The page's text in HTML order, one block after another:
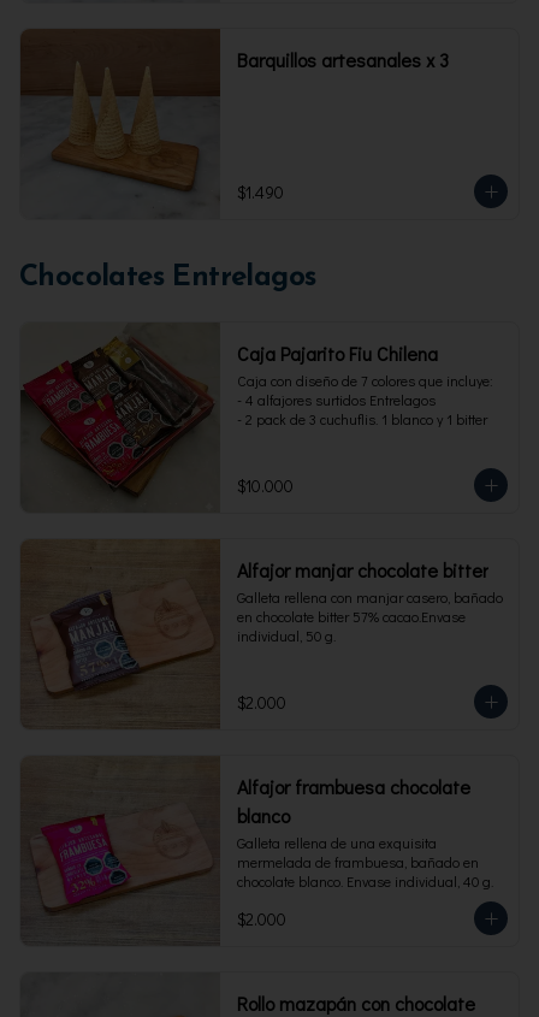
Barquillos artesanales x 3
$1.490
Chocolates Entrelagos
Caja Pajarito Fiu Chilena
Caja con diseño de 7 colores que incluye:
- 4 alfajores surtidos Entrelagos
- 2 pack de 3 cuchuflis. 1 blanco y 1 bitter
$10.000
Alfajor manjar chocolate bitter
Galleta rellena con manjar casero, bañado
en chocolate bitter 57% cacao.Envase
individual, 50 g.
$2.000
Alfajor frambuesa chocolate
blanco
Galleta rellena de una exquisita
mermelada de frambuesa, bañado en
chocolate blanco. Envase individual, 40 g.
$2.000
Rollo mazapán con chocolate